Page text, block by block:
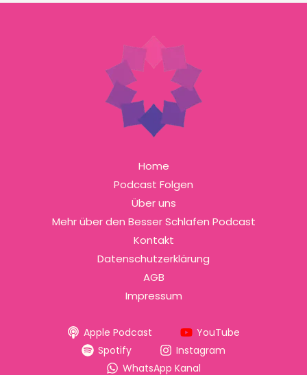
Home
Podcast Folgen
Über uns
Mehr über den Besser Schlafen Podcast
Kontakt
Datenschutzerklärung
AGB
Impressum
Apple Podcast
YouTube
Spotify
Instagram
WhatsApp Kanal